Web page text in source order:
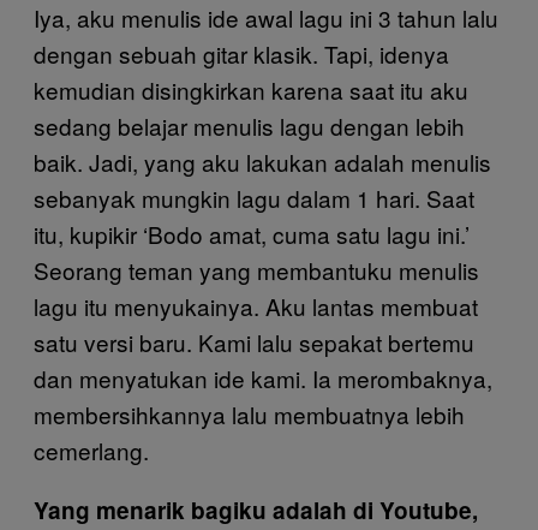
Iya, aku menulis ide awal lagu ini 3 tahun lalu
dengan sebuah gitar klasik. Tapi, idenya
kemudian disingkirkan karena saat itu aku
sedang belajar menulis lagu dengan lebih
baik. Jadi, yang aku lakukan adalah menulis
sebanyak mungkin lagu dalam 1 hari. Saat
itu, kupikir ‘Bodo amat, cuma satu lagu ini.’
Seorang teman yang membantuku menulis
lagu itu menyukainya. Aku lantas membuat
satu versi baru. Kami lalu sepakat bertemu
dan menyatukan ide kami. Ia merombaknya,
membersihkannya lalu membuatnya lebih
cemerlang.
Yang menarik bagiku adalah di Youtube,